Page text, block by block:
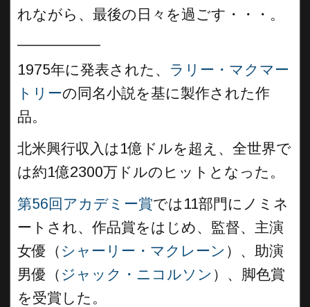
れながら、最後の日々を過ごす・・・。
1975年に発表された、 ラリー・マクマー
トリーの同名小説を基に製作された作
品。
北米興行収入は1億ドルを超え、全世界で
は約1億2300万ドルのヒットとなった。
第56回アカデミー賞では11部門にノミネ
ートされ、作品賞をはじめ、監督、主演
女優（ シャーリー・マクレーン ）、助演
男優（ ジャック・ニコルソン ）、脚色賞
を受賞した。